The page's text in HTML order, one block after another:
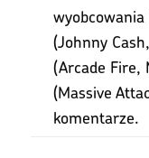
(Johnny
(Arcade Fire,
(Massive
komentarze.